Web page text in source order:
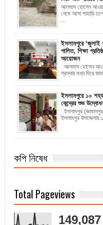
আলমাস হোসেন
নেমে আসা পাহাড়ি
‎ইসলামপুরে ‘জুলাই
পালিত, শিক্ষা
আয়োজন
‎​আলমাস হোসেন
শ্রদ্ধার মধ্য দিয়ে
ইসলামপুরে ১০
কেন্দ্রের শুভ
ইসলামপুর
ইসলামপুর উপজেলায়
কপি নিষেধ
Total Pageviews
149,087